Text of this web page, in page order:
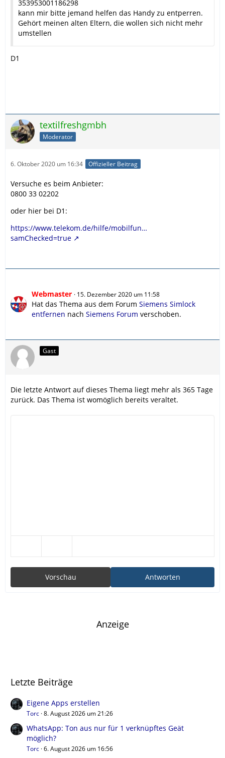
353953001186298
kann mir bitte jemand helfen das Handy zu entperren.
Gehört meinen alten Eltern, die wollen sich nicht mehr
umstellen
D1
textilfreshgmbh
Moderator
6. Oktober 2020 um 16:34 Offizieller Beitrag
Versuche es beim Anbieter:
0800 33 02202
oder hier bei D1:
https://www.telekom.de/hilfe/mobilfun…
samChecked=true
Webmaster 15. Dezember 2020 um 11:58
Hat das Thema aus dem Forum Siemens Simlock
entfernen nach Siemens Forum verschoben.
Gast
Die letzte Antwort auf dieses Thema liegt mehr als 365 Tage
zurück. Das Thema ist womöglich bereits veraltet.
Antworten
Vorschau
Anzeige
Letzte Beiträge
Eigene Apps erstellen
Torc 8. August 2026 um 21:26
WhatsApp: Ton aus nur für 1 verknüpftes Geät
möglich?
Torc 6. August 2026 um 16:56